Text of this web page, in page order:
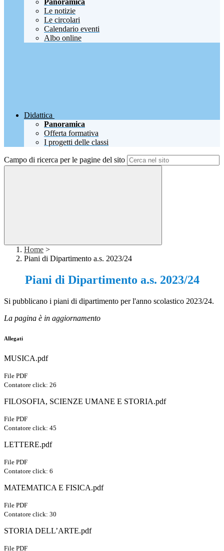
Panoramica
Le notizie
Le circolari
Calendario eventi
Albo online
Didattica
Panoramica
Offerta formativa
I progetti delle classi
Campo di ricerca per le pagine del sito
Home >
Piani di Dipartimento a.s. 2023/24
Piani di Dipartimento a.s. 2023/24
Si pubblicano i piani di dipartimento per l'anno scolastico 2023/24.
La pagina è in aggiornamento
Allegati
MUSICA.pdf
File PDF
Contatore click: 26
FILOSOFIA, SCIENZE UMANE E STORIA.pdf
File PDF
Contatore click: 45
LETTERE.pdf
File PDF
Contatore click: 6
MATEMATICA E FISICA.pdf
File PDF
Contatore click: 30
STORIA DELL’ARTE.pdf
File PDF